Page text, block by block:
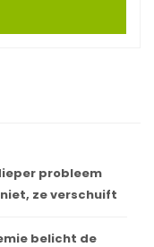
probleem
ze verschuift
belicht de